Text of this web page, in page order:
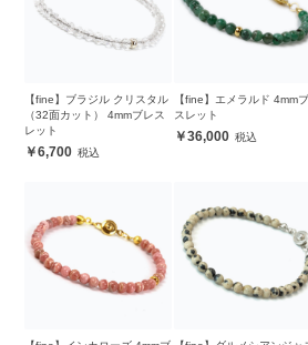
【fine】ブラジル クリスタル
（32面カット） 4mmブレス
レット
6,700
【fine】エメラルド 4mm
スレット
36,000